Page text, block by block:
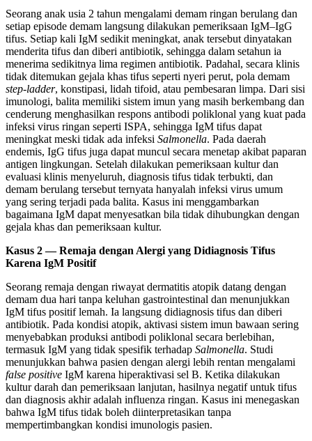
Seorang anak usia 2 tahun mengalami demam ringan berulang dan
setiap episode demam langsung dilakukan pemeriksaan IgM–IgG
tifus. Setiap kali IgM sedikit meningkat, anak tersebut dinyatakan
menderita tifus dan diberi antibiotik, sehingga dalam setahun ia
menerima sedikitnya lima regimen antibiotik. Padahal, secara klinis
tidak ditemukan gejala khas tifus seperti nyeri perut, pola demam
step-ladder, konstipasi, lidah tifoid, atau pembesaran limpa. Dari sisi
imunologi, balita memiliki sistem imun yang masih berkembang dan
cenderung menghasilkan respons antibodi poliklonal yang kuat pada
infeksi virus ringan seperti ISPA, sehingga IgM tifus dapat
meningkat meski tidak ada infeksi Salmonella. Pada daerah
endemis, IgG tifus juga dapat muncul secara menetap akibat paparan
antigen lingkungan. Setelah dilakukan pemeriksaan kultur dan
evaluasi klinis menyeluruh, diagnosis tifus tidak terbukti, dan
demam berulang tersebut ternyata hanyalah infeksi virus umum
yang sering terjadi pada balita. Kasus ini menggambarkan
bagaimana IgM dapat menyesatkan bila tidak dihubungkan dengan
gejala khas dan pemeriksaan kultur.
Kasus 2 — Remaja dengan Alergi yang Didiagnosis Tifus
Karena IgM Positif
Seorang remaja dengan riwayat dermatitis atopik datang dengan
demam dua hari tanpa keluhan gastrointestinal dan menunjukkan
IgM tifus positif lemah. Ia langsung didiagnosis tifus dan diberi
antibiotik. Pada kondisi atopik, aktivasi sistem imun bawaan sering
menyebabkan produksi antibodi poliklonal secara berlebihan,
termasuk IgM yang tidak spesifik terhadap Salmonella. Studi
menunjukkan bahwa pasien dengan alergi lebih rentan mengalami
false positive IgM karena hiperaktivasi sel B. Ketika dilakukan
kultur darah dan pemeriksaan lanjutan, hasilnya negatif untuk tifus
dan diagnosis akhir adalah influenza ringan. Kasus ini menegaskan
bahwa IgM tifus tidak boleh diinterpretasikan tanpa
mempertimbangkan kondisi imunologis pasien.